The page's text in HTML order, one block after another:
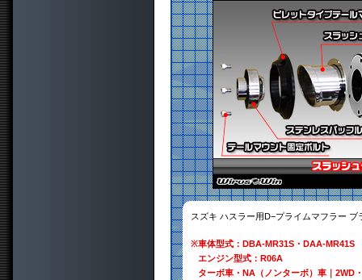
スズキ ハスラー用D−プライムマフラー
※車体型式：DBA-MR31S・DAA-MR41S
エンジン型式：R06A
ターボ車・NA（ノンターボ）車｜2WD